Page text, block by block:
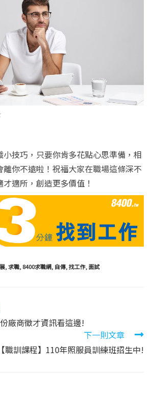
技巧，只要你肯多花點心思準備，相
離你不遠啦！祝福大家在職場這條深不
適所，創造更多價值！
, 求職, 8400求職網, 自傳, 找工作, 面試
廠商徵才資訊看這邊!
下一則文章
【職訓課程】110年照服員訓練班招生中!